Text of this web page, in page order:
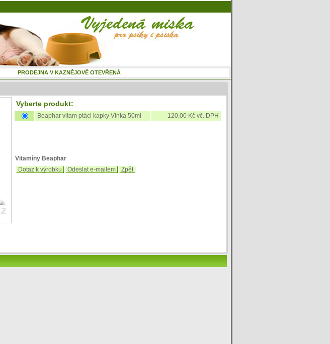
Vyberte produkt:
Beaphar vitam ptáci kapky Vinka 50ml 120,00 Kč vč. DPH
Vitamíny Beaphar
Dotaz k výrobku
Odeslat e-mailem Zpět
PRODEJNA V KAZNĚJOVĚ OTEVŘENÁ